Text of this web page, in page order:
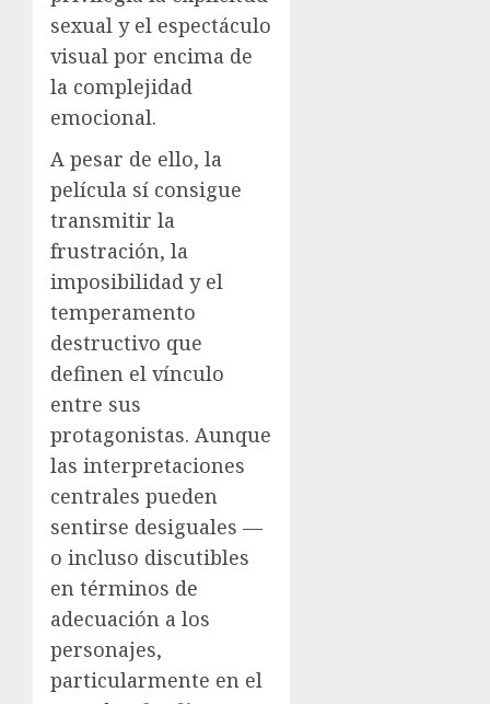
sexual y el espectáculo
visual por encima de
la complejidad
emocional.
A pesar de ello, la
película sí consigue
transmitir la
frustración, la
imposibilidad y el
temperamento
destructivo que
definen el vínculo
entre sus
protagonistas. Aunque
las interpretaciones
centrales pueden
sentirse desiguales —
o incluso discutibles
en términos de
adecuación a los
personajes,
particularmente en el